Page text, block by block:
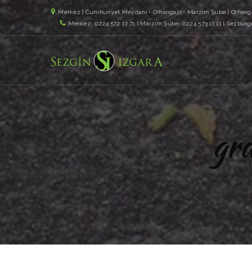
Merkez | Cumhuriyet Meydanı - Orhangazi - Marzim Şube |
Merkez: 0224 572 17 71 l Marzim Şube: 0224 573 11 11 l